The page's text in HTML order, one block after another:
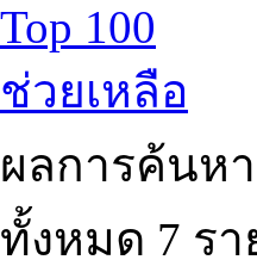
Top 100
ช่วยเหลือ
ผลการค้นห
ทั้งหมด 7 รา